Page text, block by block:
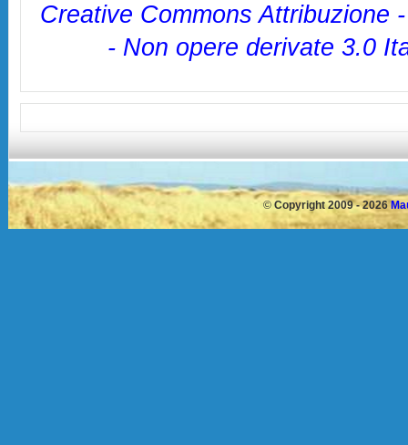
Creative Commons Attribuzione
- Non opere derivate 3.0
© Copyright 2009 - 2026